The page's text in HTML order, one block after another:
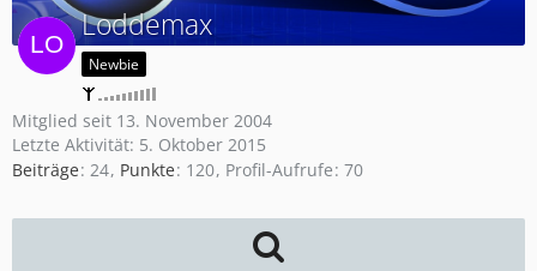
Loddemax
Newbie
Mitglied seit 13. November 2004
Letzte Aktivität: 5. Oktober 2015
Beiträge 24 Punkte 120 Profil-Aufrufe 70